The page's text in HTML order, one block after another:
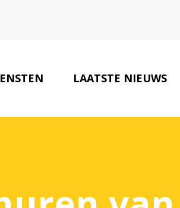
LAATSTE NIEUWS